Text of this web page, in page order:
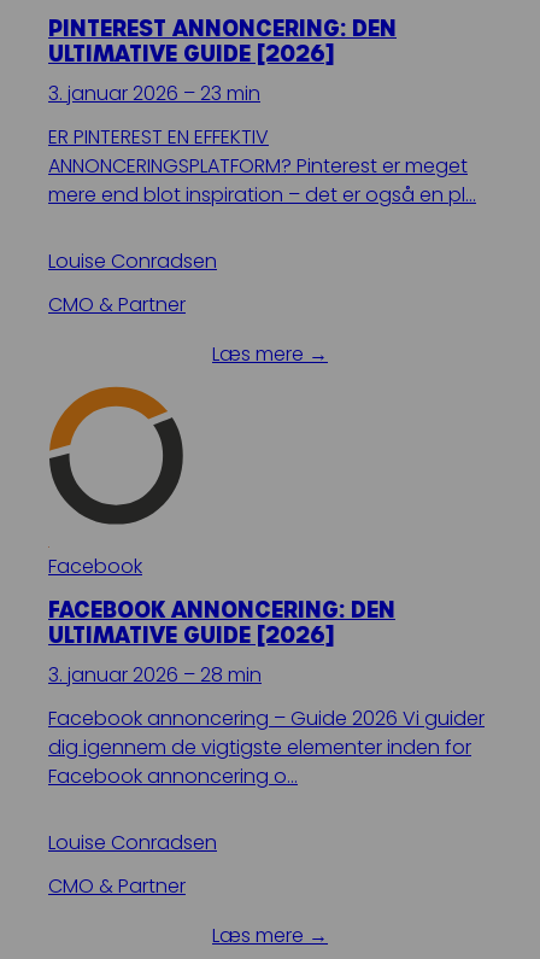
PINTEREST ANNONCERING: DEN
ULTIMATIVE GUIDE [2026]
3. januar 2026 – 23 min
ER PINTEREST EN EFFEKTIV
ANNONCERINGSPLATFORM? Pinterest er meget
mere end blot inspiration – det er også en pl…
Louise Conradsen
CMO & Partner
Læs mere →
Facebook
FACEBOOK ANNONCERING: DEN
ULTIMATIVE GUIDE [2026]
3. januar 2026 – 28 min
Facebook annoncering – Guide 2026 Vi guider
dig igennem de vigtigste elementer inden for
Facebook annoncering o…
Louise Conradsen
CMO & Partner
Læs mere →